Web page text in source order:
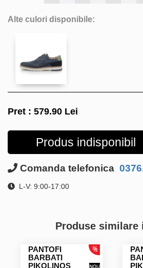
Alte culori disponibile:
Pret : 579.90 Lei
Produs indisponibil
Comanda telefonica
L-V: 9:00-17:00
Produse similare
PANTOFI
BARBATI
PIKOLINOS